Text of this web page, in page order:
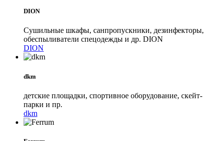
DION
Сушильные шкафы, санпропускники, дезинфекторы,
обеспыливатели спецодежды и др. DION
DION
dkm
детские площадки, спортивное оборудование, скейт-
парки и пр.
dkm